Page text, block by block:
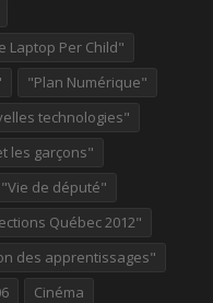
Laptop Per Child"
"Plan Numérique"
technologies"
les garçons"
"Vie de député"
Québec 2012"
des apprentissages"
Cinéma